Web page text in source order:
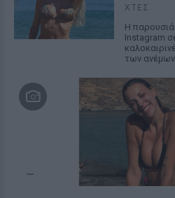
ΧΤΕΣ
Η
Instagram
των